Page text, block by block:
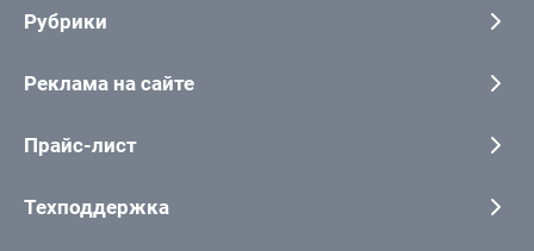
Рубрики
Реклама на сайте
Прайс-лист
Техподдержка